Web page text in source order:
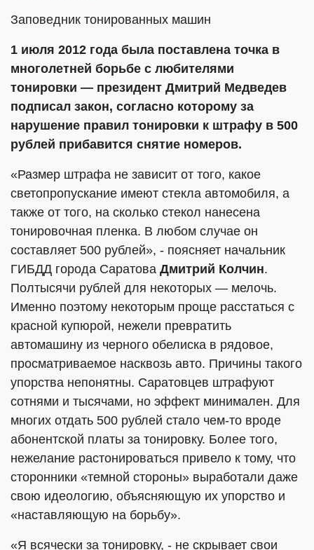
Заповедник тонированных машин
1 июля 2012 года была поставлена точка в
многолетней борьбе с любителями
тонировки — президент Дмитрий Медведев
подписал закон, согласно которому за
нарушение правил тонировки к штрафу в 500
рублей прибавится снятие номеров.
«Размер штрафа не зависит от того, какое
светопропускание имеют стекла автомобиля, а
также от того, на сколько стекол нанесена
тонировочная пленка. В любом случае он
составляет 500 рублей», - поясняет начальник
ГИБДД города Саратова Дмитрий Колчин.
Полтысячи рублей для некоторых — мелочь.
Именно поэтому некоторым проще расстаться с
красной купюрой, нежели превратить
автомашину из черного обелиска в рядовое,
просматриваемое насквозь авто. Причины такого
упорства непонятны. Саратовцев штрафуют
сотнями и тысячами, но эффект минимален. Для
многих отдать 500 рублей стало чем-то вроде
абонентской платы за тонировку. Более того,
нежелание растонироваться привело к тому, что
сторонники «темной стороны» выработали даже
свою идеологию, объясняющую их упорство и
«наставляющую на борьбу».
«Я всячески за тонировку, - не скрывает свои